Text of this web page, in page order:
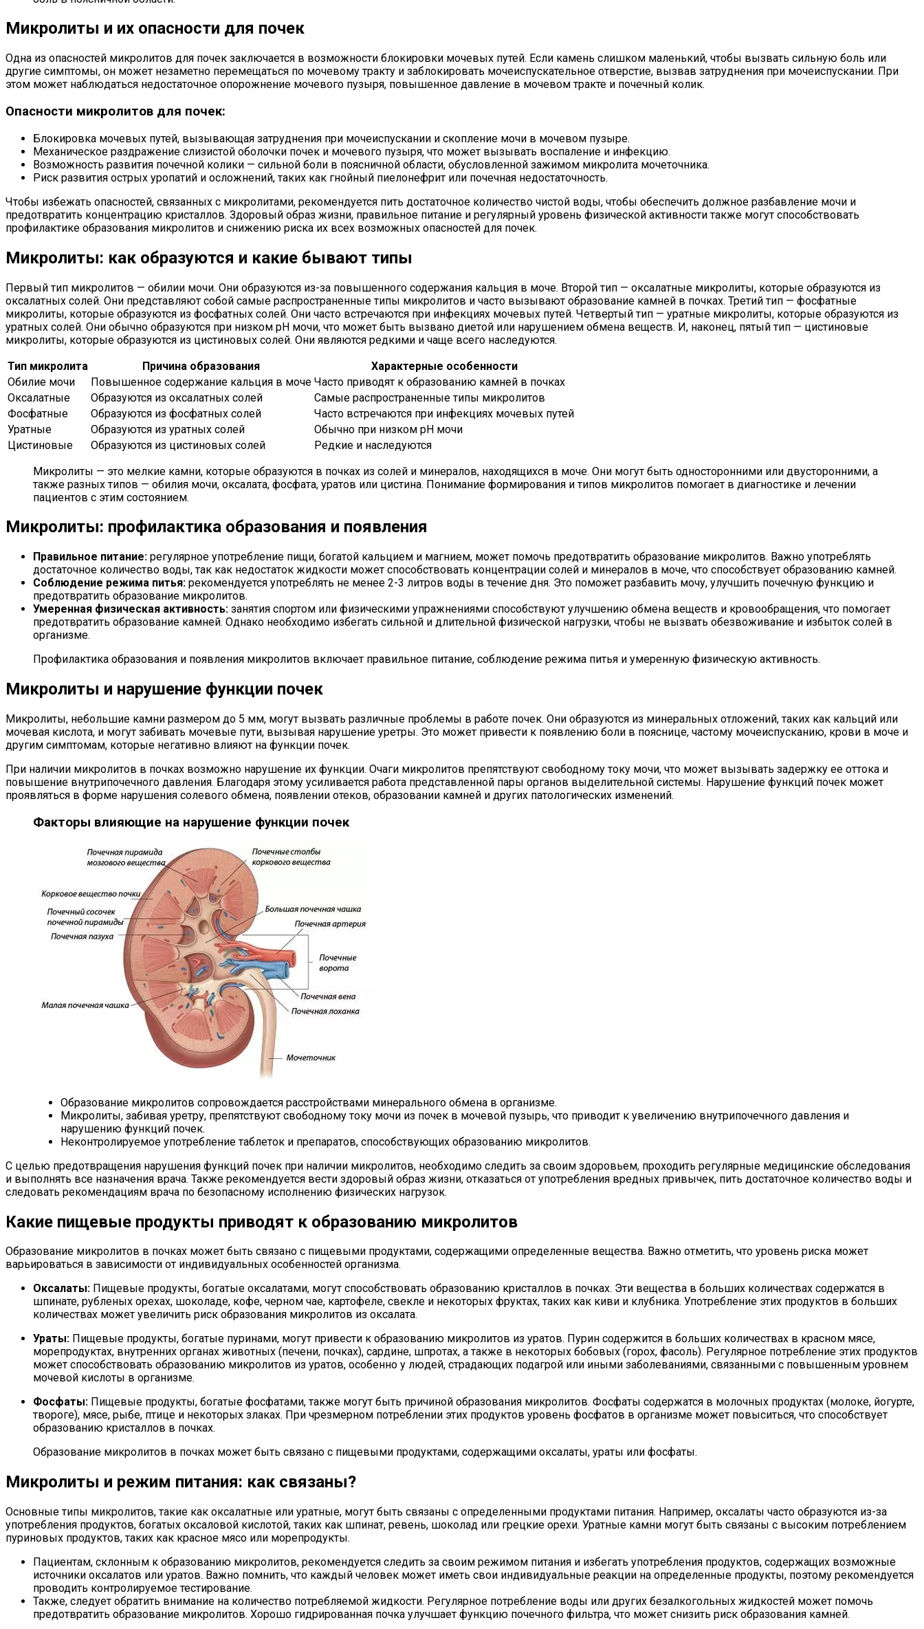
Микролиты и их опасности для почек
Одна из опасностей микролитов для почек заключается в возможности блокировки мочевых путей. Если камень слишком маленький, чтобы вызвать сильную боль или
другие симптомы, он может незаметно перемещаться по мочевому тракту и заблокировать мочеиспускательное отверстие, вызвав затруднения при мочеиспускании. При
этом может наблюдаться недостаточное опорожнение мочевого пузыря, повышенное давление в мочевом тракте и почечный колик.
Опасности микролитов для почек:
Блокировка мочевых путей, вызывающая затруднения при мочеиспускании и скопление мочи в мочевом пузыре.
Механическое раздражение слизистой оболочки почек и мочевого пузыря, что может вызывать воспаление и инфекцию.
Возможность развития почечной колики — сильной боли в поясничной области, обусловленной зажимом микролита мочеточника.
Риск развития острых уропатий и осложнений, таких как гнойный пиелонефрит или почечная недостаточность.
Чтобы избежать опасностей, связанных с микролитами, рекомендуется пить достаточное количество чистой воды, чтобы обеспечить должное разбавление мочи и
предотвратить концентрацию кристаллов. Здоровый образ жизни, правильное питание и регулярный уровень физической активности также могут способствовать
профилактике образования микролитов и снижению риска их всех возможных опасностей для почек.
Микролиты: как образуются и какие бывают типы
Первый тип микролитов — обилии мочи. Они образуются из-за повышенного содержания кальция в моче. Второй тип — оксалатные микролиты, которые образуются из
оксалатных солей. Они представляют собой самые распространенные типы микролитов и часто вызывают образование камней в почках. Третий тип — фосфатные
микролиты, которые образуются из фосфатных солей. Они часто встречаются при инфекциях мочевых путей. Четвертый тип — уратные микролиты, которые образуются из
уратных солей. Они обычно образуются при низком pH мочи, что может быть вызвано диетой или нарушением обмена веществ. И, наконец, пятый тип — цистиновые
микролиты, которые образуются из цистиновых солей. Они являются редкими и чаще всего наследуются.
Тип микролита
Причина образования
Характерные особенности
Обилие мочи
Повышенное содержание кальция в моче Часто приводят к образованию камней в почках
Оксалатные
Образуются из оксалатных солей
Самые распространенные типы микролитов
Фосфатные
Образуются из фосфатных солей
Часто встречаются при инфекциях мочевых путей
Уратные
Образуются из уратных солей
Обычно при низком pH мочи
Цистиновые
Образуются из цистиновых солей
Редкие и наследуются
Микролиты — это мелкие камни, которые образуются в почках из солей и минералов, находящихся в моче. Они могут быть односторонними или двусторонними, а
также разных типов — обилия мочи, оксалата, фосфата, уратов или цистина. Понимание формирования и типов микролитов помогает в диагностике и лечении
пациентов с этим состоянием.
Микролиты: профилактика образования и появления
Правильное питание: регулярное употребление пищи, богатой кальцием и магнием, может помочь предотвратить образование микролитов. Важно употреблять
достаточное количество воды, так как недостаток жидкости может способствовать концентрации солей и минералов в моче, что способствует образованию камней.
Соблюдение режима питья: рекомендуется употреблять не менее 2-3 литров воды в течение дня. Это поможет разбавить мочу, улучшить почечную функцию и
предотвратить образование микролитов.
Умеренная физическая активность: занятия спортом или физическими упражнениями способствуют улучшению обмена веществ и кровообращения, что помогает
предотвратить образование камней. Однако необходимо избегать сильной и длительной физической нагрузки, чтобы не вызвать обезвоживание и избыток солей в
организме.
Профилактика образования и появления микролитов включает правильное питание, соблюдение режима питья и умеренную физическую активность.
Микролиты и нарушение функции почек
Микролиты, небольшие камни размером до 5 мм, могут вызвать различные проблемы в работе почек. Они образуются из минеральных отложений, таких как кальций или
мочевая кислота, и могут забивать мочевые пути, вызывая нарушение уретры. Это может привести к появлению боли в пояснице, частому мочеиспусканию, крови в моче и
другим симптомам, которые негативно влияют на функции почек.
При наличии микролитов в почках возможно нарушение их функции. Очаги микролитов препятствуют свободному току мочи, что может вызывать задержку ее оттока и
повышение внутрипочечного давления. Благодаря этому усиливается работа представленной пары органов выделительной системы. Нарушение функций почек может
проявляться в форме нарушения солевого обмена, появлении отеков, образовании камней и других патологических изменений.
Факторы влияющие на нарушение функции почек
Образование микролитов сопровождается расстройствами минерального обмена в организме.
Микролиты, забивая уретру, препятствуют свободному току мочи из почек в мочевой пузырь, что приводит к увеличению внутрипочечного давления и
нарушению функций почек.
Неконтролируемое употребление таблеток и препаратов, способствующих образованию микролитов.
С целью предотвращения нарушения функций почек при наличии микролитов, необходимо следить за своим здоровьем, проходить регулярные медицинские обследования
и выполнять все назначения врача. Также рекомендуется вести здоровый образ жизни, отказаться от употребления вредных привычек, пить достаточное количество воды и
следовать рекомендациям врача по безопасному исполнению физических нагрузок.
Какие пищевые продукты приводят к образованию микролитов
Образование микролитов в почках может быть связано с пищевыми продуктами, содержащими определенные вещества. Важно отметить, что уровень риска может
варьироваться в зависимости от индивидуальных особенностей организма.
Оксалаты: Пищевые продукты, богатые оксалатами, могут способствовать образованию кристаллов в почках. Эти вещества в больших количествах содержатся в
шпинате, рубленых орехах, шоколаде, кофе, черном чае, картофеле, свекле и некоторых фруктах, таких как киви и клубника. Употребление этих продуктов в больших
количествах может увеличить риск образования микролитов из оксалата.
Ураты: Пищевые продукты, богатые пуринами, могут привести к образованию микролитов из уратов. Пурин содержится в больших количествах в красном мясе,
морепродуктах, внутренних органах животных (печени, почках), сардине, шпротах, а также в некоторых бобовых (горох, фасоль). Регулярное потребление этих продуктов
может способствовать образованию микролитов из уратов, особенно у людей, страдающих подагрой или иными заболеваниями, связанными с повышенным уровнем
мочевой кислоты в организме.
Фосфаты: Пищевые продукты, богатые фосфатами, также могут быть причиной образования микролитов. Фосфаты содержатся в молочных продуктах (молоке, йогурте,
твороге), мясе, рыбе, птице и некоторых злаках. При чрезмерном потреблении этих продуктов уровень фосфатов в организме может повыситься, что способствует
образованию кристаллов в почках.
Образование микролитов в почках может быть связано с пищевыми продуктами, содержащими оксалаты, ураты или фосфаты.
Микролиты и режим питания: как связаны?
Основные типы микролитов, такие как оксалатные или уратные, могут быть связаны с определенными продуктами питания. Например, оксалаты часто образуются из-за
употребления продуктов, богатых оксаловой кислотой, таких как шпинат, ревень, шоколад или грецкие орехи. Уратные камни могут быть связаны с высоким потреблением
пуриновых продуктов, таких как красное мясо или морепродукты.
Пациентам, склонным к образованию микролитов, рекомендуется следить за своим режимом питания и избегать употребления продуктов, содержащих возможные
источники оксалатов или уратов. Важно помнить, что каждый человек может иметь свои индивидуальные реакции на определенные продукты, поэтому рекомендуется
проводить контролируемое тестирование.
Также, следует обратить внимание на количество потребляемой жидкости. Регулярное потребление воды или других безалкогольных жидкостей может помочь
предотвратить образование микролитов. Хорошо гидрированная почка улучшает функцию почечного фильтра, что может снизить риск образования камней.